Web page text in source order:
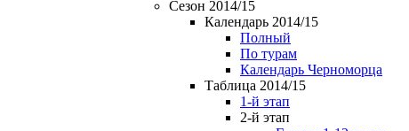
Сезон 2014/15
Календарь 2014/15
Полный
По турам
Календарь Черноморца
Таблица 2014/15
1-й этап
2-й этап